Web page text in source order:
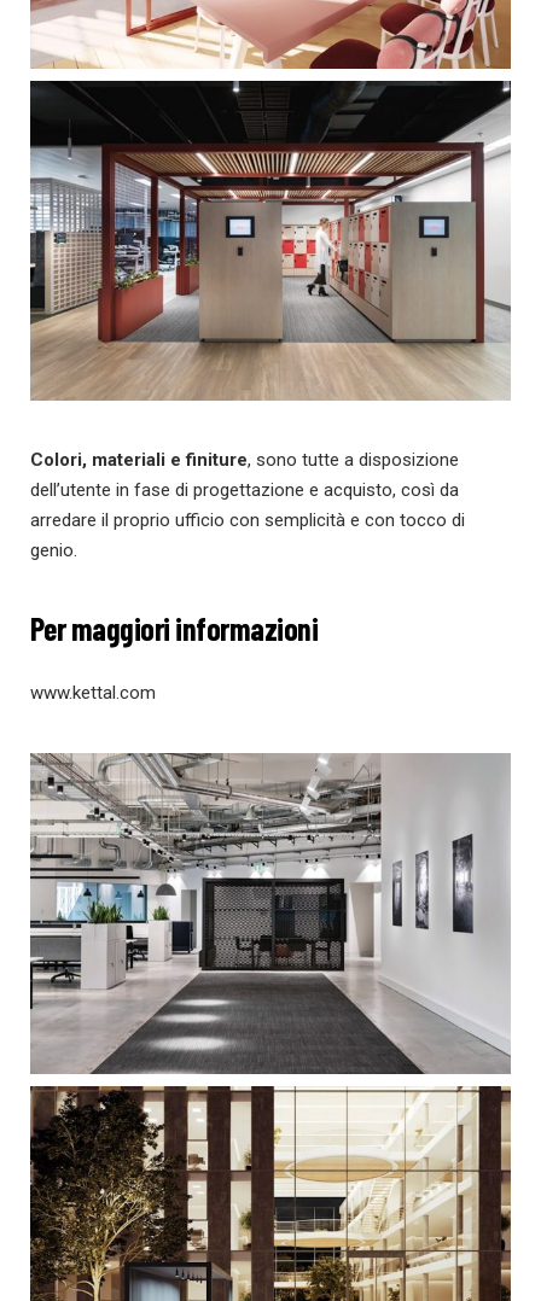
Colori, materiali e finiture, sono tutte a disposizione
dell’utente in fase di progettazione e acquisto, così da
arredare il proprio ufficio con semplicità e con tocco di
genio.
Per maggiori informazioni
www.kettal.com